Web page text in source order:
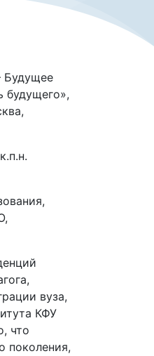
Будущее
будущего»,
вуза,
КФУ
что
поколения,